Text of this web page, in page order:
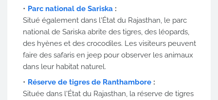
Parc national de Sariska :
Situé également dans l'État du Rajasthan, le parc
national de Sariska abrite des tigres, des léopards,
des hyènes et des crocodiles. Les visiteurs peuvent
faire des safaris en jeep pour observer les animaux
dans leur habitat naturel.
Réserve de tigres de Ranthambore :
Située dans l'État du Rajasthan, la réserve de tigres